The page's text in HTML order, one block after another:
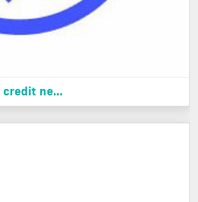
credit ne...